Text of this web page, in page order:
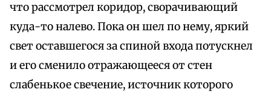
что рассмотрел коридор, сворачивающий
куда-то налево. Пока он шел по нему, яркий
свет оставшегося за спиной входа потускнел
и его сменило отражающееся от стен
слабенькое свечение, источник которого